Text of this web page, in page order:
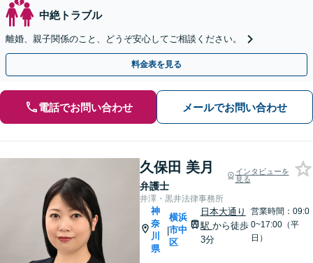
中絶トラブル
離婚、親子関係のこと、どうぞ安心してご相談ください。
料金表を見る
電話でお問い合わせ メールでお問い合わせ
久保田 美月
弁護士
インタビューを
見る
井澤・黒井法律事務所
神
奈
川
県
|
横浜
市中
区
日本大通り
駅 から徒歩
3分
営業時間：09:0
0~17:00（平
日）